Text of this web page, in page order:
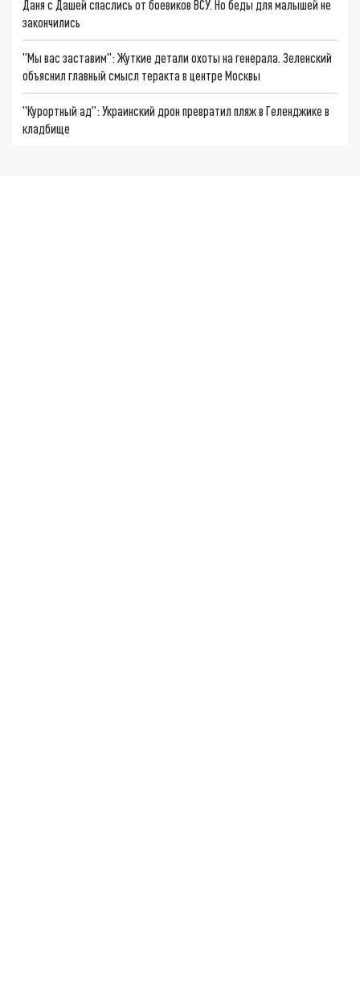
Даня с Дашей спаслись от боевиков ВСУ. Но беды для малышей не
закончились
"Мы вас заставим": Жуткие детали охоты на генерала. Зеленский
объяснил главный смысл теракта в центре Москвы
"Курортный ад": Украинский дрон превратил пляж в Геленджике в
кладбище